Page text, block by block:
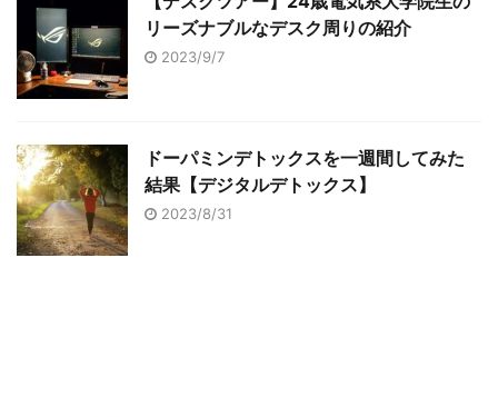
リーズナブルなデスク周りの紹介
2023/9/7
ドーパミンデトックスを一週間してみた
結果【デジタルデトックス】
2023/8/31